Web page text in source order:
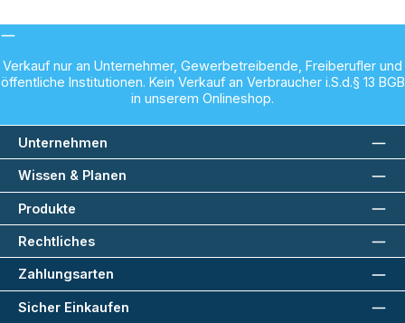
Verkauf nur an Unternehmer, Gewerbetreibende, Freiberufler und
öffentliche Institutionen. Kein Verkauf an Verbraucher i.S.d.§ 13 BGB
in unserem Onlineshop.
Unternehmen
Wissen & Planen
Produkte
Rechtliches
Zahlungsarten
Sicher Einkaufen